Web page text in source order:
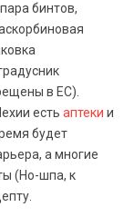
бинтов,
в ЕС).
есть аптеки и
будет
а многие
(Но-шпа, к